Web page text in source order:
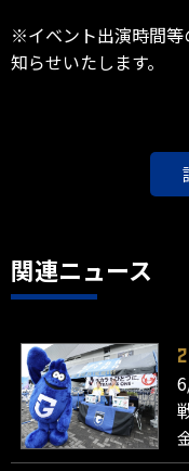
※イベント出演時間等
知らせいたします。
関連ニュース